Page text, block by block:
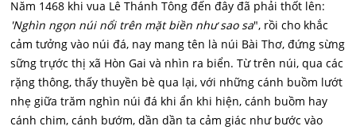
Năm 1468 khi vua Lê Thánh Tông đến đây đã phải thốt lên:
'Nghìn ngọn núi nổi trên mặt biền như sao sa", rồi cho khắc
cảm tưởng vào núi đá, nay mang tên là núi Bài Thơ, đứng sừng
sững trựớc thị xã Hòn Gai và nhìn ra biển. Từ trên núi, qua các
rặng thông, thấy thuyền bè qua lại, với những cánh buồm lướt
nhẹ giữa trăm nghìn núi đá khi ẩn khi hiện, cánh buồm hay
cánh chim, cánh bướm, dần dần ta cảm giác như bước vào